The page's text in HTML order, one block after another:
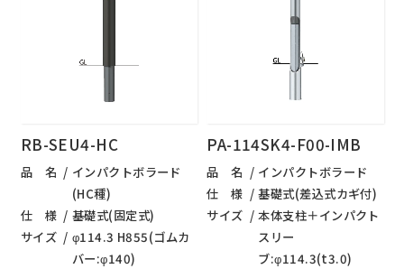
RB-SEU4-HC
品 名
インパクトボラード
(HC種)
仕 様
基礎式(固定式)
サイズ
φ114.3 H855(ゴムカ
バー:φ140)
PA-114SK4-F00-IMB
品 名
インパクトボラード
仕 様
基礎式(差込式カギ付)
サイズ
本体支柱＋インパクト
スリー
ブ:φ114.3(t3.0)